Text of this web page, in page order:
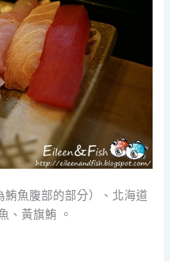
鮪魚腹部的部分）、北海道
、黃旗鮪 。